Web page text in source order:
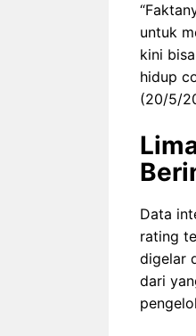
untuk
kini
hidup
(20/5/
Data
rating
digelar
dari